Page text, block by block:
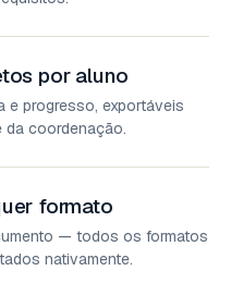
por aluno
e progresso, exportáveis
da coordenação.
formato
— todos os formatos
nativamente.